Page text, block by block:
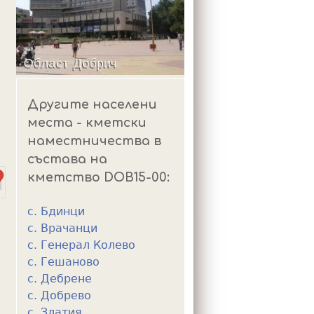
Другите населени
места - кметски
наместничества в
състава на
кметство DOB15-00:
с. Бдинци
с. Врачанци
с. Генерал Колево
с. Гешаново
с. Дебрене
с. Добрево